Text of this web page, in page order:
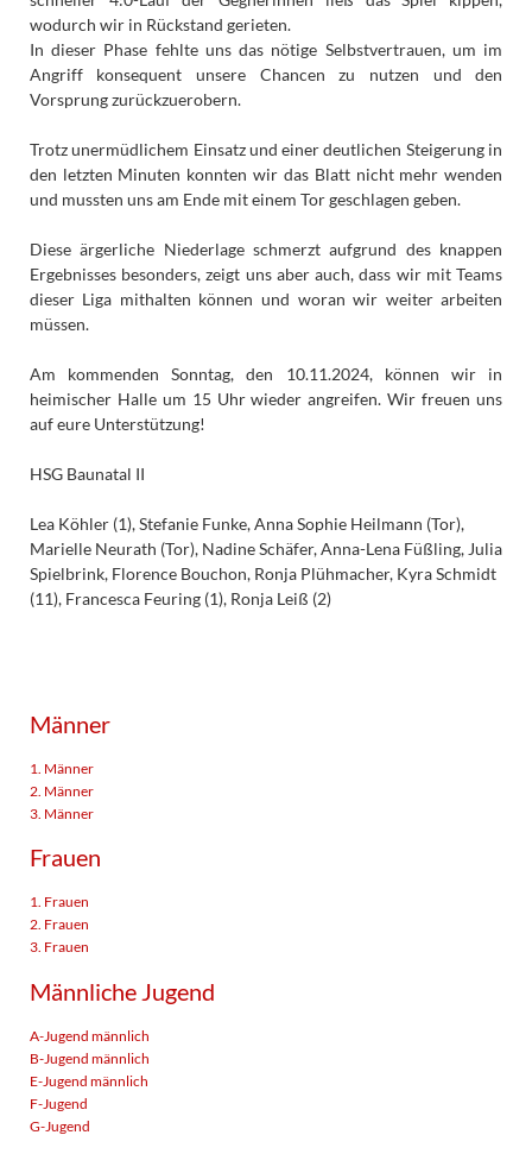
wodurch wir in Rückstand gerieten.
In dieser Phase fehlte uns das nötige Selbstvertrauen, um im
Angriff konsequent unsere Chancen zu nutzen und den
Vorsprung zurückzuerobern.
Trotz unermüdlichem Einsatz und einer deutlichen Steigerung in
den letzten Minuten konnten wir das Blatt nicht mehr wenden
und mussten uns am Ende mit einem Tor geschlagen geben.
Diese ärgerliche Niederlage schmerzt aufgrund des knappen
Ergebnisses besonders, zeigt uns aber auch, dass wir mit Teams
dieser Liga mithalten können und woran wir weiter arbeiten
müssen.
Am kommenden Sonntag, den 10.11.2024, können wir in
heimischer Halle um 15 Uhr wieder angreifen. Wir freuen uns
auf eure Unterstützung!
HSG Baunatal II
Lea Köhler (1), Stefanie Funke, Anna Sophie Heilmann (Tor),
Marielle Neurath (Tor), Nadine Schäfer, Anna-Lena Füßling, Julia
Spielbrink, Florence Bouchon, Ronja Plühmacher, Kyra Schmidt
(11), Francesca Feuring (1), Ronja Leiß (2)
Männer
1. Männer
2. Männer
3. Männer
Frauen
1. Frauen
2. Frauen
3. Frauen
Männliche Jugend
A-Jugend männlich
B-Jugend männlich
E-Jugend männlich
F-Jugend
G-Jugend